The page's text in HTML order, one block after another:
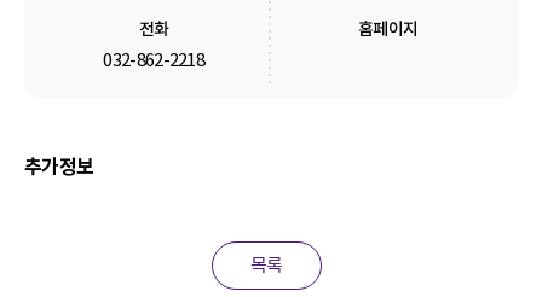
전화
032-862-2218
홈페이지
추가정보
목록